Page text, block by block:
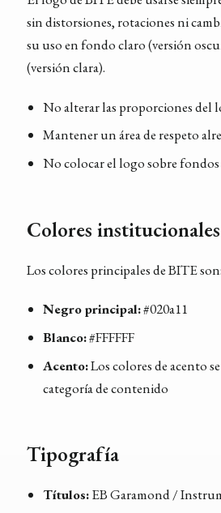
sin distorsiones, rotaciones ni
su uso en fondo claro (versión
(versión clara).
No alterar las proporciones del
Mantener un área de respeto
No colocar el logo sobre
Colores institucionales
Los colores principales de BITE son:
Negro principal:#020a11
Blanco:#FFFFFF
Acento:Los colores de acento
categoría de contenido
Tipografía
Títulos:EB Garamond /